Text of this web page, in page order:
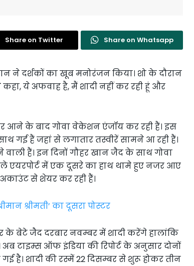
Share on Twitter Share on Whatsapp
ने दर्शकों का खूब मनोरंजन किया। शो के दौरान
ये अफवाह है, मैं शादी नहीं कर रही हूं और
आने के बाद गोवा वेकेशन एंजॉय कर रही हैं। इस
गई हैं जहां से लगातार तस्वीरें सामने आ रही हैं।
हैं। इन दिनों गौहर खान जैद के साथ गोवा
एयरपोर्ट में एक दूसरे का हाथ थामे हुए नजर आए
से शेयर कर रही हैं।
श्रीमती’ का दूसरा पोस्टर
बेटे जैद दरबार नवम्बर में शादी करेंगे हालांकि
टाइम्स ऑफ इंडिया की रिपोर्ट के अनुसार दोनों
है। शादी की रस्में 22 दिसम्बर से शुरू होकर तीन